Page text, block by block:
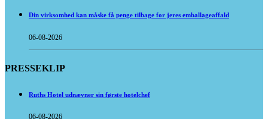
Din virksomhed kan måske få penge tilbage for jeres emballageaffald
06-08-2026
PRESSEKLIP
Ruths Hotel udnævner sin første hotelchef
06-08-2026